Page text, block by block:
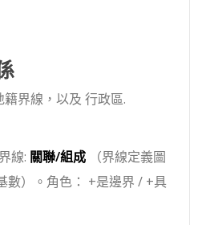
籍界線 ，以及行政區.
線: 關聯/組成 （界線定義圖
數）。角色： +是邊界 / +具